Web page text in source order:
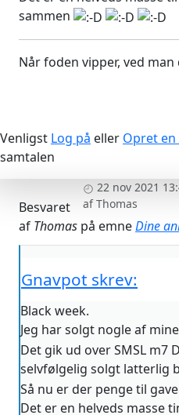
sammen
Når foden vipper, ved
Venligst Log på eller Opret
samtalen
22 nov 2021
afThomas
Besvaret
af Thomas på emneDine
Gnavpot skrev:
Black week.
Jeg har solgt nogle af
Det gik ud over SMSL m7
selvfølgelig solgt latterlig
Så nu er der penge til
Det er en helveds masse